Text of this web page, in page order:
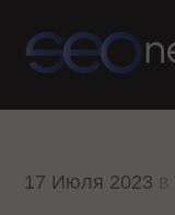
17 Июля 2023